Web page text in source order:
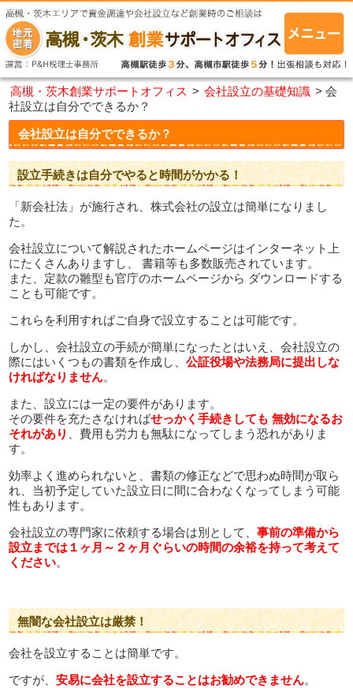
高槻・茨木創業サポートオフィス > 会社設立の基礎知識 >会
社設立は自分でできるか？
会社設立は自分でできるか？
設立手続きは自分でやると時間がかかる！
「新会社法」が施行され、株式会社の設立は簡単になりまし
た。
会社設立について解説されたホームページはインターネット上
にたくさんありますし、 書籍等も多数販売されています。
また、定款の雛型も官庁のホームページから ダウンロードする
ことも可能です。
これらを利用すればご自身で設立することは可能です。
しかし、会社設立の手続が簡単になったとはいえ、会社設立の
際にはいくつもの書類を作成し、公証役場や法務局に提出しな
ければなりません。
また、設立には一定の要件があります。
その要件を充たさなければせっかく手続きしても 無効になるお
それがあり
、費用も労力も無駄になってしまう恐れがありま
す。
効率よく進められないと、書類の修正などで思わぬ時間が取ら
れ、当初予定していた設立日に間に合わなくなってしまう可能
性もあります。
会社設立の専門家に依頼する場合は別として、事前の準備から
設立までは １ヶ月～２ヶ月ぐらいの時間の余裕を持って考えて
ください。
無闇な会社設立は厳禁！
会社を設立することは簡単です。
ですが、安易に会社を設立することはお勧めできません。